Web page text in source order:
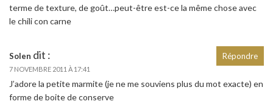
terme de texture, de goût…peut-être est-ce la même chose avec
le chili con carne
Solen dit :
7 NOVEMBRE 2011 À 17:41
J’adore la petite marmite (je ne me souviens plus du mot exacte) en
forme de boite de conserve
Répondre